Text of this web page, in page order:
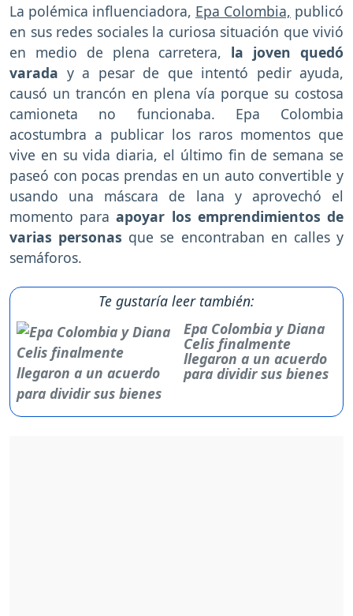
La polémica influenciadora, Epa Colombia, publicó
en sus redes sociales la curiosa situación que vivió
en medio de plena carretera, la joven quedó
varada y a pesar de que intentó pedir ayuda,
causó un trancón en plena vía porque su costosa
camioneta no funcionaba. Epa Colombia
acostumbra a publicar los raros momentos que
vive en su vida diaria, el último fin de semana se
paseó con pocas prendas en un auto convertible y
usando una máscara de lana y aprovechó el
momento para apoyar los emprendimientos de
varias personas que se encontraban en calles y
semáforos.
Te gustaría leer también:
Epa Colombia y Diana
Celis finalmente
llegaron a un acuerdo
para dividir sus bienes